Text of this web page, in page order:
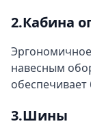
2.Кабина
навесным
3.Шины